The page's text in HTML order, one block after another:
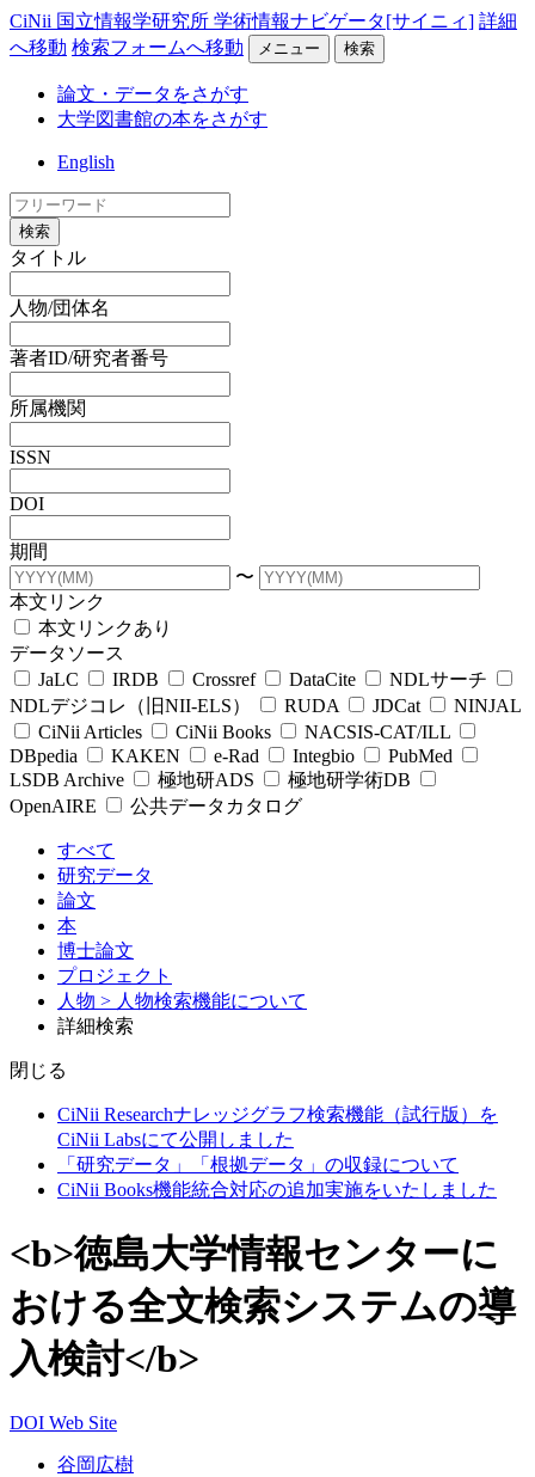
CiNii 国立情報学研究所 学術情報ナビゲータ[サイニィ] 詳細
へ移動 検索フォームへ移動 メニュー 検索
論文・データをさがす
大学図書館の本をさがす
English
検索
タイトル
人物/団体名
著者ID/研究者番号
所属機関
ISSN
DOI
期間
〜
本文リンク
本文リンクあり
データソース
JaLC
IRDB Crossref DataCite
NDLサーチ
NDLデジコレ（旧NII-ELS）
RUDA JDCat
NINJAL
CiNii Articles
CiNii Books
NACSIS-CAT/ILL
DBpedia
KAKEN e-Rad Integbio
PubMed
LSDB Archive
極地研ADS
極地研学術DB
OpenAIRE
公共データカタログ
すべて
研究データ
論文
本
博士論文
プロジェクト
人物 > 人物検索機能について
詳細検索
閉じる
CiNii Researchナレッジグラフ検索機能（試行版）を
CiNii Labsにて公開しました
「研究データ」「根拠データ」の収録について
CiNii Books機能統合対応の追加実施をいたしました
<b>徳島大学情報センターに
おける全文検索システムの導
入検討</b>
DOI Web Site
谷岡広樹